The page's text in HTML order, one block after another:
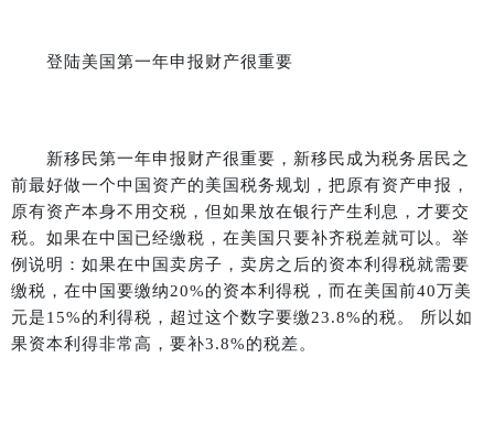
登陆美国第一年申报财产很重要
新移民第一年申报财产很重要，新移民成为税务居民之
前最好做一个中国资产的美国税务规划，把原有资产申报，
原有资产本身不用交税，但如果放在银行产生利息，才要交
税。如果在中国已经缴税，在美国只要补齐税差就可以。举
例说明：如果在中国卖房子，卖房之后的资本利得税就需要
缴税，在中国要缴纳20%的资本利得税，而在美国前40万美
元是15%的利得税，超过这个数字要缴23.8%的税。 所以如
果资本利得非常高，要补3.8%的税差。